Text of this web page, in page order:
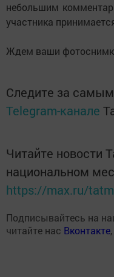
небольшим
участника
Ждем ваши
Следите за
Telegram-канале
Читайте новости
национальном
https://max.ru/
Подписывайтесь на
читайте нас Вконтакте,